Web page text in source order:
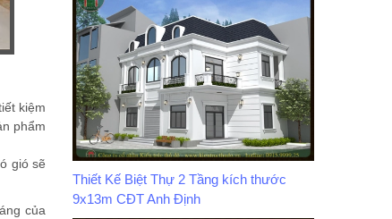
kiệm
phẩm
gió sẽ
của
Thiết Kế Biệt Thự 2 Tầng kích thước
9x13m CĐT Anh Định